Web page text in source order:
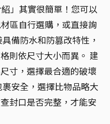
」其實很簡單！您可以
區自行選購，或直接詢
備防水和防篡改特性，
則依尺寸大小而異。 建
寸，選擇最合適的破壞
安全，選擇比物品略大
封口是否完整，才能安